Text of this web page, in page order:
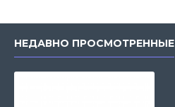
НЕДАВНО ПРОСМОТРЕННЫЕ